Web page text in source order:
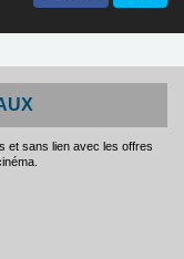
et sans lien avec les offres